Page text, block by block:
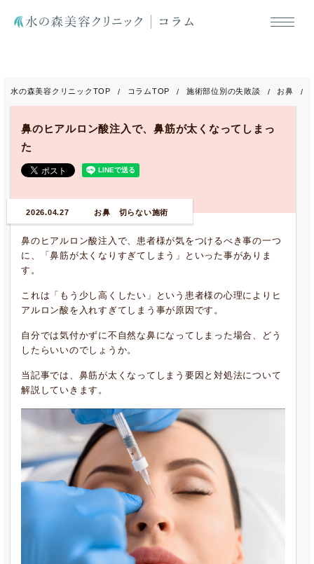
水の森美容クリニックTOP コラムTOP 施術部位別の失敗談 お鼻
鼻のヒアルロン酸注入で、鼻筋が太くなってしまっ
た
2026.04.27 お鼻 切らない施術
鼻のヒアルロン酸注入で、患者様が気をつけるべき事の一つ
に、「鼻筋が太くなりすぎてしまう」といった事がありま
す。
これは「もう少し高くしたい」という患者様の心理によりヒ
アルロン酸を入れすぎてしまう事が原因です。
自分では気付かずに不自然な鼻になってしまった場合、どう
したらいいのでしょうか。
当記事では、鼻筋が太くなってしまう要因と対処法について
解説していきます。